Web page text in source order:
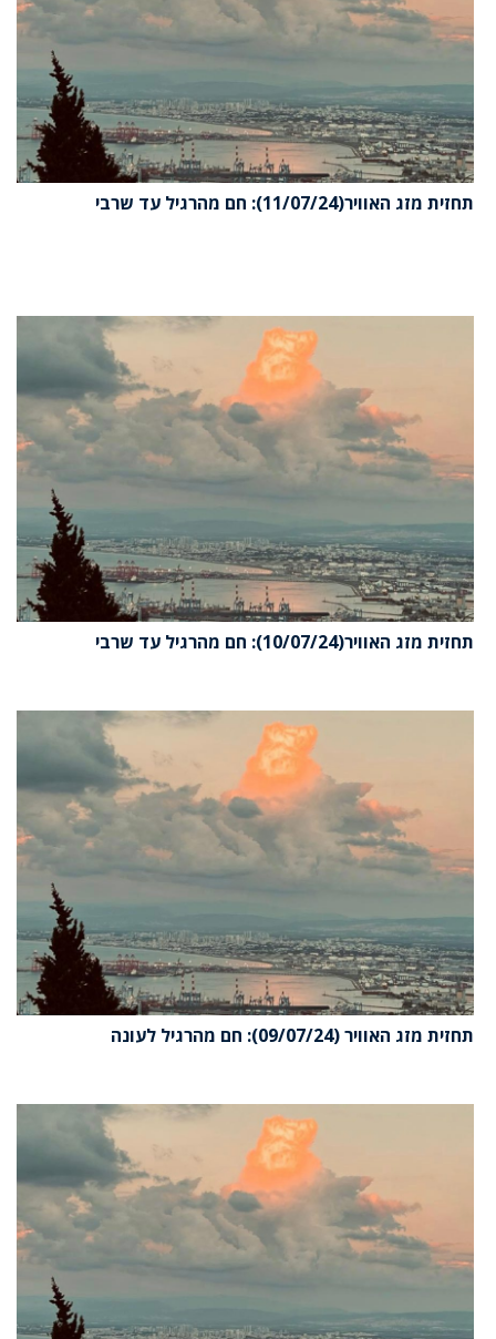
תחזית מזג האוויר(11/07/24): חם מהרגיל עד שרבי
תחזית מזג האוויר(10/07/24): חם מהרגיל עד שרבי
תחזית מזג האוויר (09/07/24): חם מהרגיל לעונה